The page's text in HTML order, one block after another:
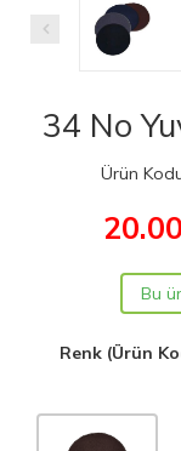
34 No
Ürün
20.00
Bu
Renk (Ürün